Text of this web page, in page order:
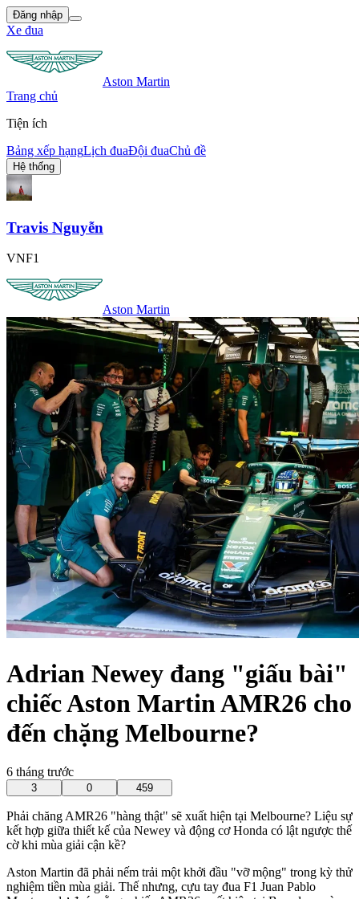
Đăng nhập
Xe đua
Aston Martin
Trang chủ
Tiện ích
Bảng xếp hạngLịch đuaĐội đuaChủ đề
Hệ thống
Travis Nguyễn
VNF1
Aston Martin
Adrian Newey đang "giấu bài"
chiếc Aston Martin AMR26 cho
đến chặng Melbourne?
6 tháng trước
3 0 459
Phải chăng AMR26 "hàng thật" sẽ xuất hiện tại Melbourne? Liệu sự
kết hợp giữa thiết kế của Newey và động cơ Honda có lật ngược thế
cờ khi mùa giải cận kề?
Aston Martin đã phải nếm trải một khởi đầu "vỡ mộng" trong kỳ thử
nghiệm tiền mùa giải. Thế nhưng, cựu tay đua F1 Juan Pablo